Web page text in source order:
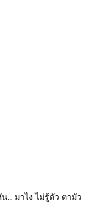
.. มาไง ไม่รู้ตัว ตามัว